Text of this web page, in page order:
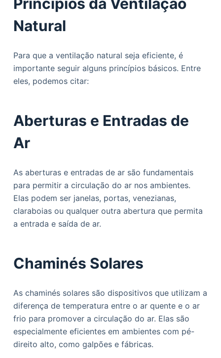
Natural
Para que a ventilação natural seja eficiente, é
importante seguir alguns princípios básicos. Entre
eles, podemos citar:
Aberturas e Entradas de
Ar
As aberturas e entradas de ar são fundamentais
para permitir a circulação do ar nos ambientes.
Elas podem ser janelas, portas, venezianas,
claraboias ou qualquer outra abertura que permita
a entrada e saída de ar.
Chaminés Solares
As chaminés solares são dispositivos que utilizam a
diferença de temperatura entre o ar quente e o ar
frio para promover a circulação do ar. Elas são
especialmente eficientes em ambientes com pé-
direito alto, como galpões e fábricas.